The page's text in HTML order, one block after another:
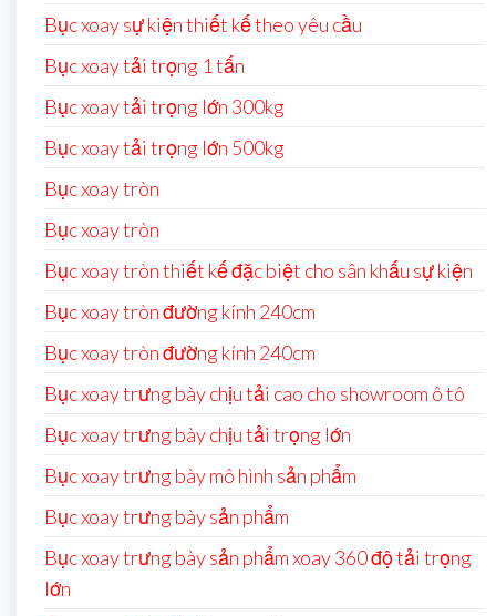
Bục xoay sự kiện thiết kế theo yêu cầu
Bục xoay tải trọng 1 tấn
Bục xoay tải trọng lớn 300kg
Bục xoay tải trọng lớn 500kg
Bục xoay tròn
Bục xoay tròn
Bục xoay tròn thiết kế đặc biệt cho sân khấu sự kiện
Bục xoay tròn đường kính 240cm
Bục xoay tròn đường kính 240cm
Bục xoay trưng bày chịu tải cao cho showroom ô tô
Bục xoay trưng bày chịu tải trọng lớn
Bục xoay trưng bày mô hình sản phẩm
Bục xoay trưng bày sản phẩm
Bục xoay trưng bày sản phẩm xoay 360 độ tải trọng
lớn